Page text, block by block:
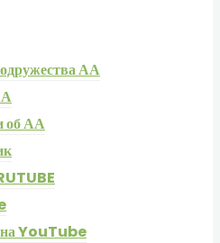
АА
об АА
YouTube